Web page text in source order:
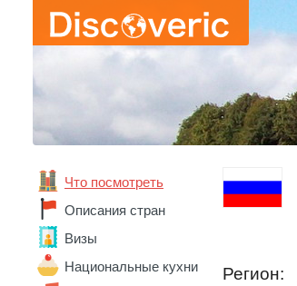
Что посмотреть
Описания стран
Визы
Национальные кухни
Регион: